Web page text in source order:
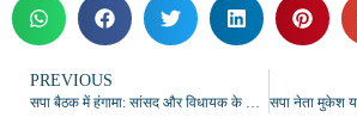
PREVIOUS